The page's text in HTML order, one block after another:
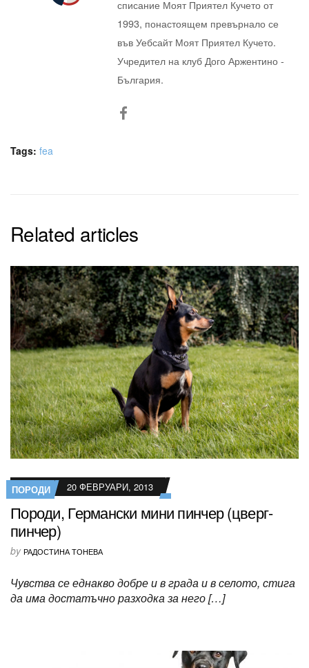
списание Моят Приятел Кучето от
1993, понастоящем превърнало се
във Уебсайт Моят Приятел Кучето.
Учредител на клуб Дого Аржентино -
България.
Tags: fea
Related articles
ПОРОДИ 20 ФЕВРУАРИ, 2013
Породи, Германски мини пинчер (цверг-
пинчер)
by РАДОСТИНА ТОНЕВА
Чувства се еднакво добре и в града и в селото, стига
да има достатъчно разходка за него […]